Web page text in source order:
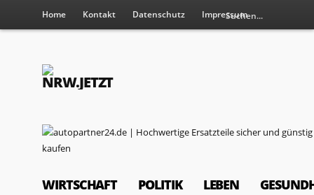
Home Kontakt Datenschutz Impressum
WIRTSCHAFT POLITIK LEBEN